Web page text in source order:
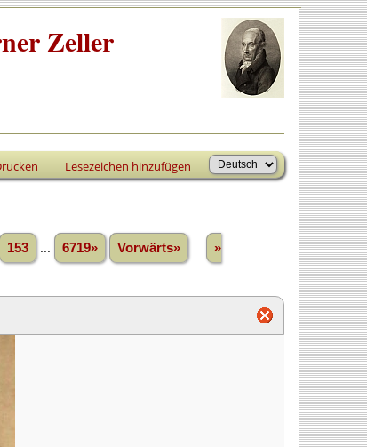
Zeller
Lesezeichen hinzufügen
153 6719» Vorwärts»
»